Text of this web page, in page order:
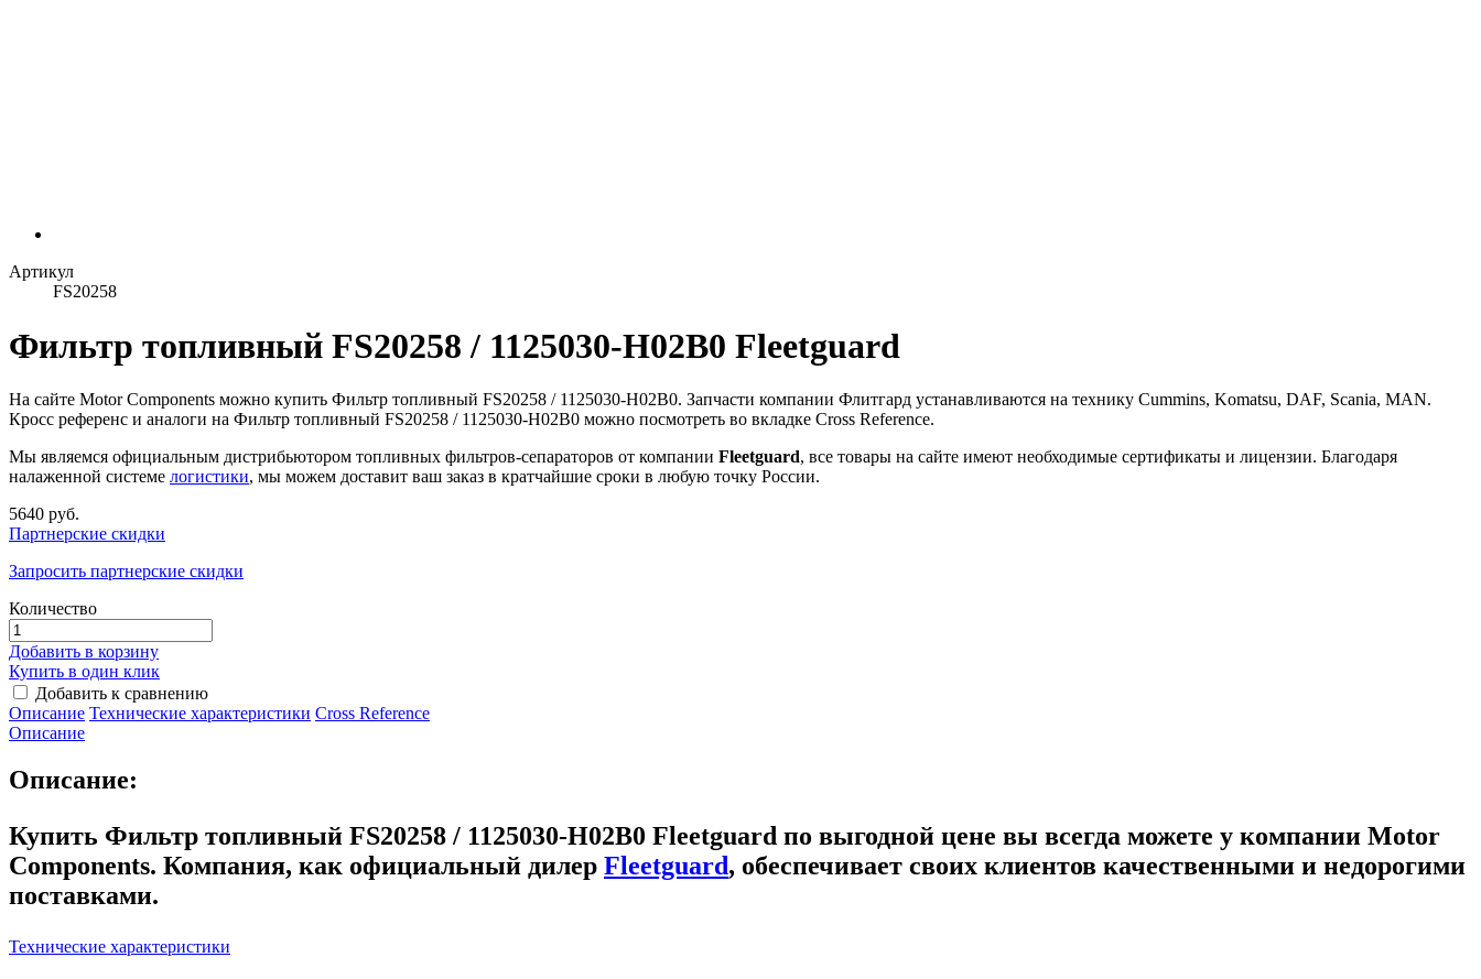
Артикул
FS20258
Фильтр топливный FS20258 / 1125030-H02B0 Fleetguard
На сайте Motor Components можно купить Фильтр топливный FS20258 / 1125030-H02B0. Запчасти компании Флитгард устанавливаются на технику Cummins, Komatsu, DAF, Scania, MAN.
Кросс референс и аналоги на Фильтр топливный FS20258 / 1125030-H02B0 можно посмотреть во вкладке Cross Reference.
Мы являемся официальным дистрибьютором топливных фильтров-сепараторов от компании Fleetguard, все товары на сайте имеют необходимые сертификаты и лицензии. Благодаря
налаженной системе логистики, мы можем доставит ваш заказ в кратчайшие сроки в любую точку России.
5640 руб.
Партнерские скидки
Запросить партнерские скидки
Количество
Добавить в корзину
Купить в один клик
Добавить к сравнению
Описание Технические характеристики Сross Reference
Описание
Описание:
Купить Фильтр топливный FS20258 / 1125030-H02B0 Fleetguard по выгодной цене вы всегда можете у компании Motor
Components. Компания, как официальный дилер Fleetguard, обеспечивает своих клиентов качественными и недорогими
поставками.
Технические характеристики